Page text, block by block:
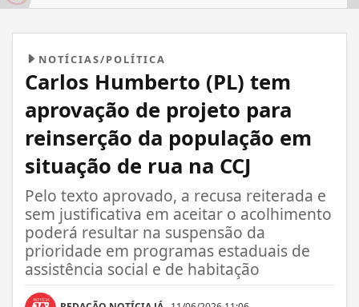
NOTÍCIAS/POLÍTICA
Carlos Humberto (PL) tem
aprovação de projeto para
reinserção da população em
situação de rua na CCJ
Pelo texto aprovado, a recusa reiterada e
sem justificativa em aceitar o acolhimento
poderá resultar na suspensão da
prioridade em programas estaduais de
assistência social e de habitação